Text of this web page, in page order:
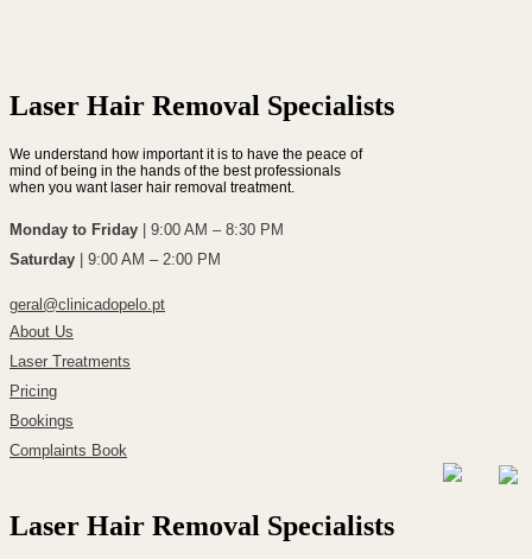
Laser Hair Removal Specialists
We understand how important it is to have the peace of
mind of being in the hands of the best professionals
when you want laser hair removal treatment.
Monday to Friday | 9:00 AM – 8:30 PM
Saturday | 9:00 AM – 2:00 PM
geral@clinicadopelo.pt
About Us
Laser Treatments
Pricing
Bookings
Complaints Book
Laser Hair Removal Specialists